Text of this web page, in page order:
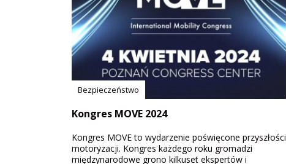
Bezpieczeństwo
Kongres MOVE 2024
Kongres MOVE to wydarzenie poświęcone przyszłości
motoryzacji. Kongres każdego roku gromadzi
międzynarodowe grono kilkuset ekspertów i